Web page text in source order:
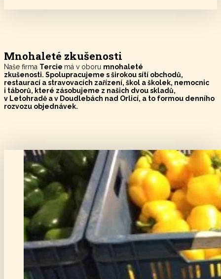
Mnohaleté zkušenosti
Naše firma Tercie má v oboru mnohaleté
zkušenosti. Spolupracujeme s širokou sítí obchodů,
restaurací a stravovacích zařízení, škol a školek, nemocnic
i táborů, které zásobujeme z našich dvou skladů,
v Letohradě a v Doudlebách nad Orlicí, a to formou denního
rozvozu objednávek.